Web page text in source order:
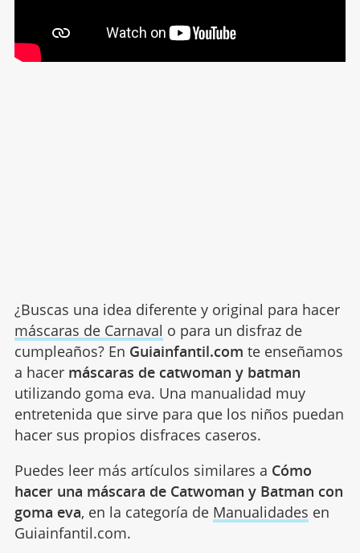
¿Buscas una idea diferente y original para hacer
máscaras de Carnaval o para un disfraz de
cumpleaños? En Guiainfantil.com te enseñamos
a hacer máscaras de catwoman y batman
utilizando goma eva. Una manualidad muy
entretenida que sirve para que los niños puedan
hacer sus propios disfraces caseros.
Puedes leer más artículos similares a Cómo
hacer una máscara de Catwoman y Batman con
goma eva, en la categoría de Manualidades en
Guiainfantil.com.